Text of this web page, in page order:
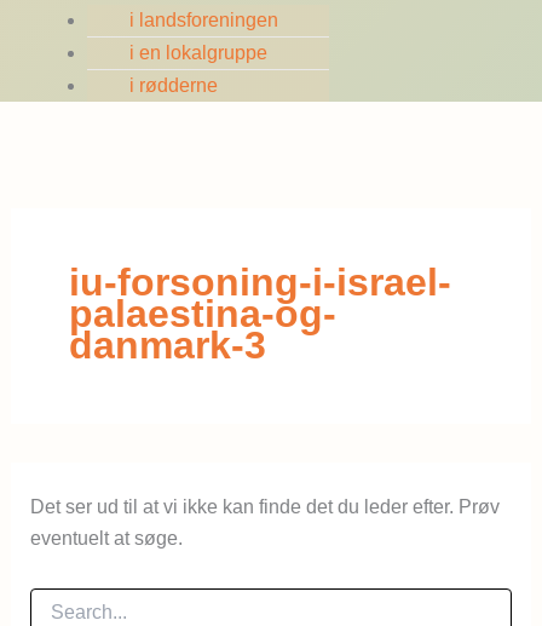
i landsforeningen
i en lokalgruppe
i rødderne
iu-forsoning-i-israel-
palaestina-og-
danmark-3
Det ser ud til at vi ikke kan finde det du leder efter. Prøv
eventuelt at søge.